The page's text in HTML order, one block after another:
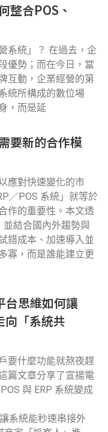
整合POS、
系統」？ 在過去，企
優勢；而在今日，當
互動，企業經營的第
統所構成的數位場
，而是延
要新的合作模
應對快速變化的市
／POS 系統」就等於
作的重要性。本文透
結合國內外趨勢與
錯成本、加速導入並
寡，而是誰能建立更
台思維如何讓
向「系統共
要什麼功能就熬夜趕
篇文章分享了宣揚電
與 ERP 系統變成
系統能秒速串接外